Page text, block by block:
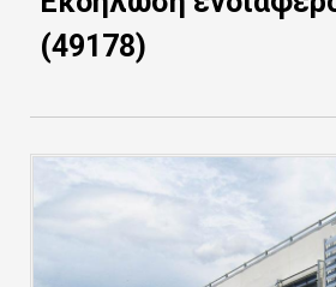
(49178)